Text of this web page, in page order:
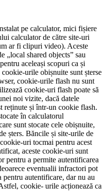
pe calculator, mici fișiere
calculator de către site-uri
ar fi clipuri video). Aceste
„local shared objects” sau
aceleași scopuri ca și
urile obișnuite sunt șterse
cookie-urile flash nu sunt
cookie-uri flash poate să
noi vizite, dacă datele
reținute și într-un cookie flash.
în calculatorul
sunt stocate cele obișnuite,
șters. Băncile și site-urile de
uri tocmai pentru acest
aceste cookie-uri sunt
pentru a permite autentificarea
eventualii infractori pot
autentificare, dar nu au
cookie- urile acționează ca